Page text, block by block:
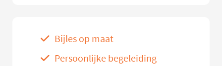
Bijles op maat
Persoonlijke begeleiding